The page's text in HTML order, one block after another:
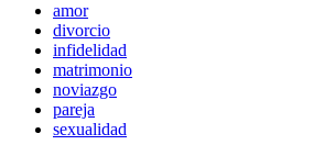
amor
divorcio
infidelidad
matrimonio
noviazgo
pareja
sexualidad